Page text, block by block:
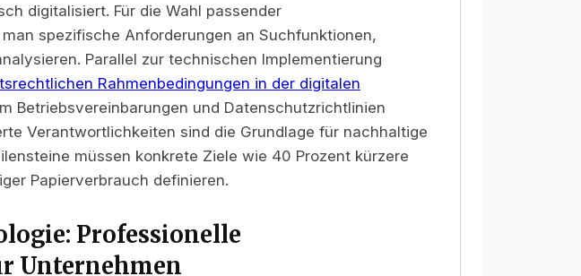
digitalisiert. Für die Wahl passender
spezifische Anforderungen an Suchfunktionen,
Parallel zur technischen Implementierung
Rahmenbedingungen in der digitalen
Betriebsvereinbarungen und Datenschutzrichtlinien
Verantwortlichkeiten sind die Grundlage für nachhaltige
müssen konkrete Ziele wie 40 Prozent kürzere
Papierverbrauch definieren.
Professionelle
Unternehmen